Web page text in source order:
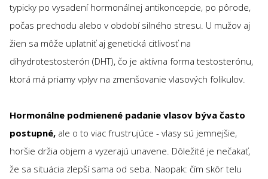
typicky po vysadení hormonálnej antikoncepcie, po pôrode,
počas prechodu alebo v období silného stresu. U mužov aj
žien sa môže uplatniť aj genetická citlivosť na
dihydrotestosterón (DHT), čo je aktívna forma testosterónu,
ktorá má priamy vplyv na zmenšovanie vlasových folikulov.
Hormonálne podmienené padanie vlasov býva často
postupné, ale o to viac frustrujúce - vlasy sú jemnejšie,
horšie držia objem a vyzerajú unavene. Dôležité je nečakať,
že sa situácia zlepší sama od seba. Naopak: čím skôr telu